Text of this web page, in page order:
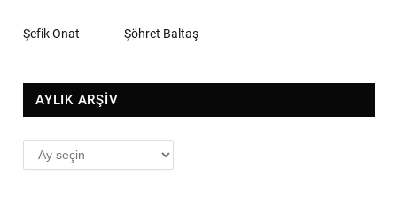
Şefik Onat Şöhret Baltaş
AYLIK ARŞİV
AYLIK
ARŞİV